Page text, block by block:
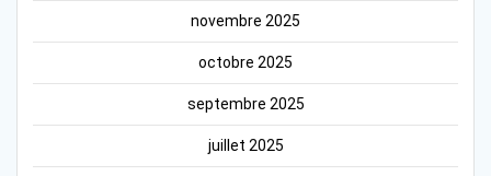
novembre 2025
octobre 2025
septembre 2025
juillet 2025